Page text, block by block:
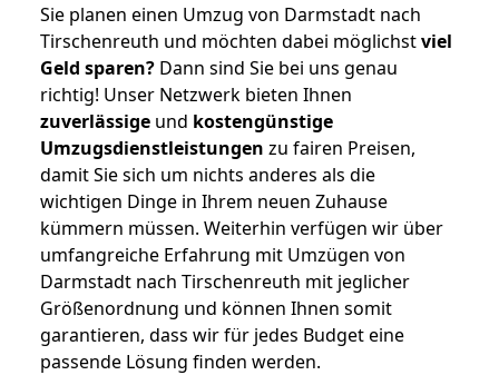
Sie planen einen Umzug von Darmstadt nach
Tirschenreuth und möchten dabei möglichstviel
Geld sparen? Dann sind Sie bei uns genau
richtig! Unser Netzwerk bieten Ihnen
zuverlässige und kostengünstige
Umzugsdienstleistungen zu fairen Preisen,
damit Sie sich um nichts anderes als die
wichtigen Dinge in Ihrem neuen Zuhause
kümmern müssen. Weiterhin verfügen wir über
umfangreiche Erfahrung mit Umzügen von
Darmstadt nach Tirschenreuth mit jeglicher
Größenordnung und können Ihnen somit
garantieren, dass wir für jedes Budget eine
passende Lösung finden werden.